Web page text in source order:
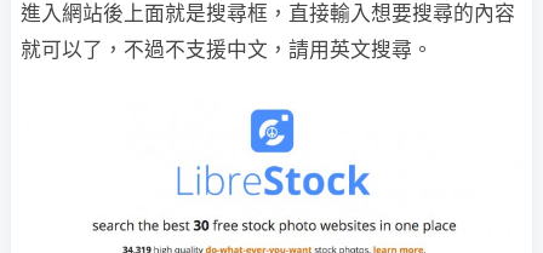
進入網站後上面就是搜尋框，直接輸入想要搜尋的內容
就可以了，不過不支援中文，請用英文搜尋。